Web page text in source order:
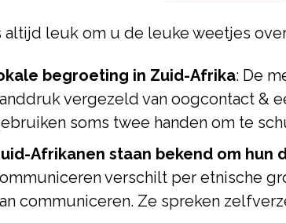
altijd leuk om u de leuke weetjes
begroeting in Zuid-Afrika: De
vergezeld van oogcontact &
soms twee handen om te
Afrikanen staan bekend om hun
verschilt per etnische
communiceren. Ze spreken